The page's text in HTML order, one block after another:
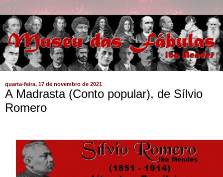
quarta-feira, 17 de novembro de 2021
A Madrasta (Conto popular), de Sílvio
Romero